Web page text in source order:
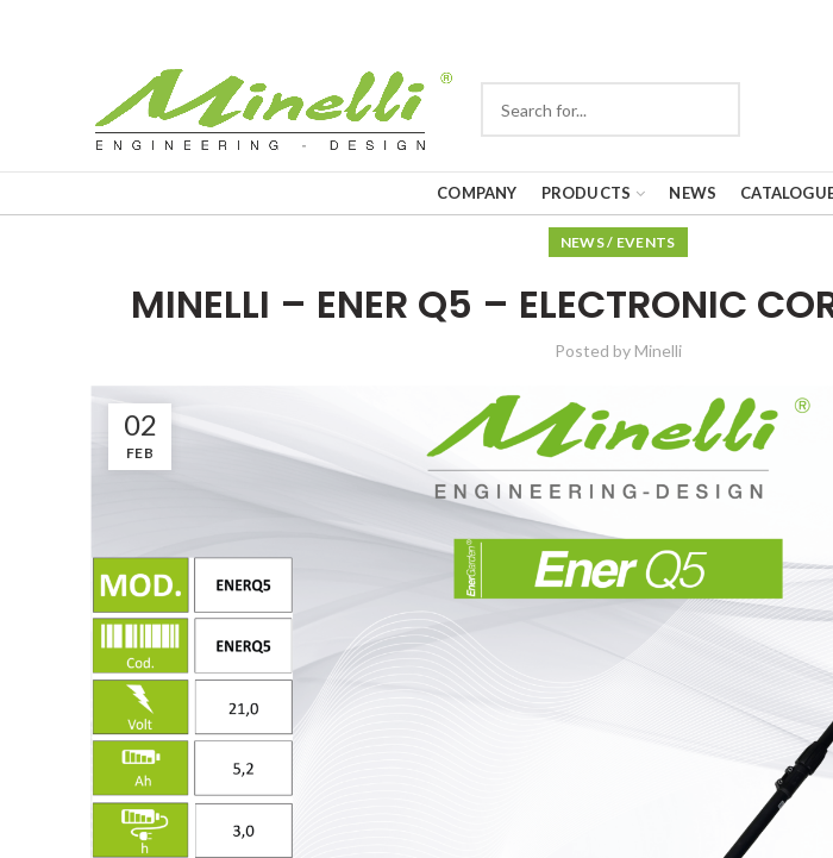
COMPANY PRODUCTS NEWS
NEWS / EVENTS
MINELLI – ENER Q5 – ELECTRONIC
Posted by Minelli
02
FEB